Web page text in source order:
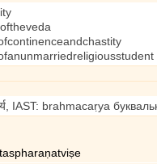
IAST: brahmacaṛya